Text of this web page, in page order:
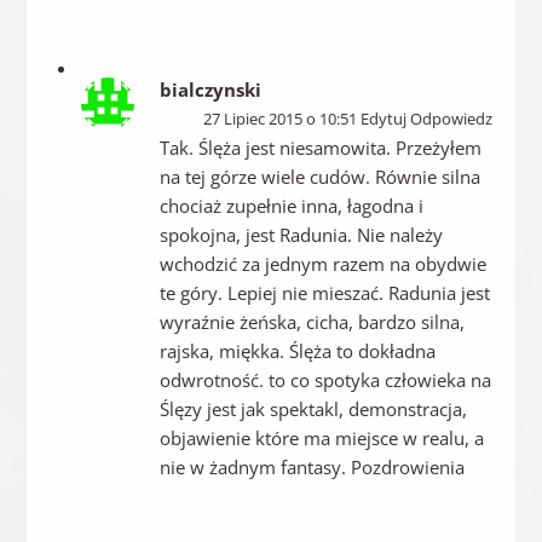
bialczynski
27 Lipiec 2015 o 10:51 Edytuj Odpowiedz
Tak. Ślęża jest niesamowita. Przeżyłem
na tej górze wiele cudów. Równie silna
chociaż zupełnie inna, łagodna i
spokojna, jest Radunia. Nie należy
wchodzić za jednym razem na obydwie
te góry. Lepiej nie mieszać. Radunia jest
wyraźnie żeńska, cicha, bardzo silna,
rajska, miękka. Ślęża to dokładna
odwrotność. to co spotyka człowieka na
Ślęzy jest jak spektakl, demonstracja,
objawienie które ma miejsce w realu, a
nie w żadnym fantasy. Pozdrowienia